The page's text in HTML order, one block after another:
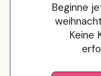
Beginne
Keine